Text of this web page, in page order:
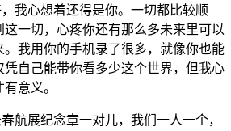
心想着还得是你。一切都比较顺
一切，心疼你还有那么多未来里可以
我用你的手机录了很多，就像你也能
自己能带你看多少这个世界，但我心
意义。
展纪念章一对儿，我们一人一个，